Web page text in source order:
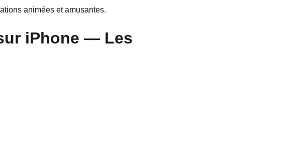
animées et amusantes.
iPhone — Les